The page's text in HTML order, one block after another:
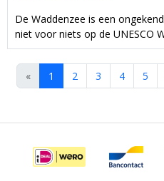
De Waddenzee is een
niet voor niets op de UNESCO
« 1 2 3 4 5